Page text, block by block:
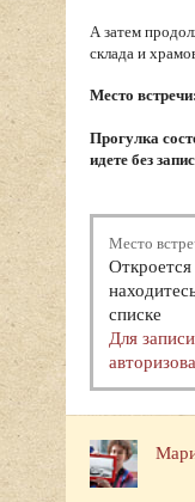
А затем
склада и
Место
Прогулка
идете без
Место
списке
Для